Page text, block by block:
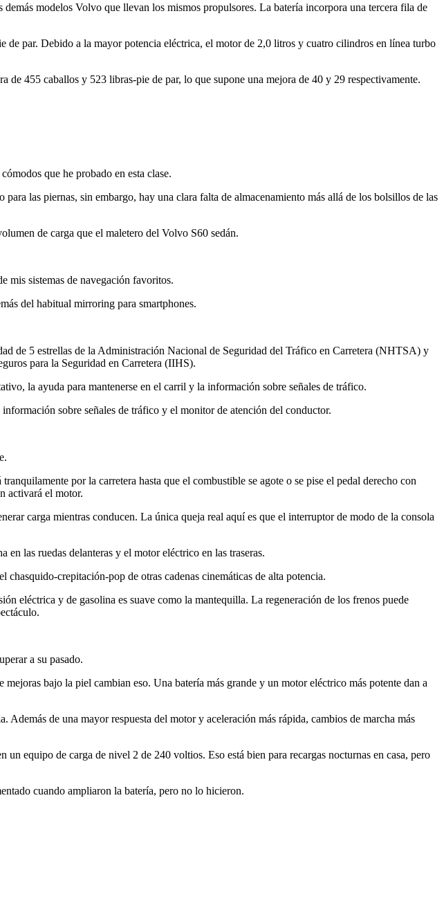
modelos Volvo que llevan los mismos propulsores. La batería incorpora una tercera fila de
par. Debido a la mayor potencia eléctrica, el motor de 2,0 litros y cuatro cilindros en línea turbo
455 caballos y 523 libras-pie de par, lo que supone una mejora de 40 y 29 respectivamente.
que he probado en esta clase.
las piernas, sin embargo, hay una clara falta de almacenamiento más allá de los bolsillos de las
de carga que el maletero del Volvo S60 sedán.
mis sistemas de navegación favoritos.
del habitual mirroring para smartphones.
de 5 estrellas de la Administración Nacional de Seguridad del Tráfico en Carretera (NHTSA) y
para la Seguridad en Carretera (IIHS).
la ayuda para mantenerse en el carril y la información sobre señales de tráfico.
sobre señales de tráfico y el monitor de atención del conductor.
por la carretera hasta que el combustible se agote o se pise el pedal derecho con
activará el motor.
carga mientras conducen. La única queja real aquí es que el interruptor de modo de la consola
las ruedas delanteras y el motor eléctrico en las traseras.
crepitación-pop de otras cadenas cinemáticas de alta potencia.
eléctrica y de gasolina es suave como la mantequilla. La regeneración de los frenos puede
a su pasado.
bajo la piel cambian eso. Una batería más grande y un motor eléctrico más potente dan a
de una mayor respuesta del motor y aceleración más rápida, cambios de marcha más
equipo de carga de nivel 2 de 240 voltios. Eso está bien para recargas nocturnas en casa, pero
cuando ampliaron la batería, pero no lo hicieron.